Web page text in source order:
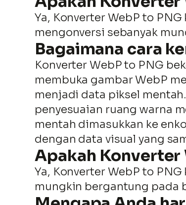
Ya, Konverter WebP to
mengonversi sebanyak
Bagaimana cara
Konverter WebP to PNG
membuka gambar WebP
menjadi data piksel
penyesuaian ruang warna
mentah dimasukkan ke
dengan data visual yang
Apakah Konverter
Ya, Konverter WebP to
mungkin bergantung pada